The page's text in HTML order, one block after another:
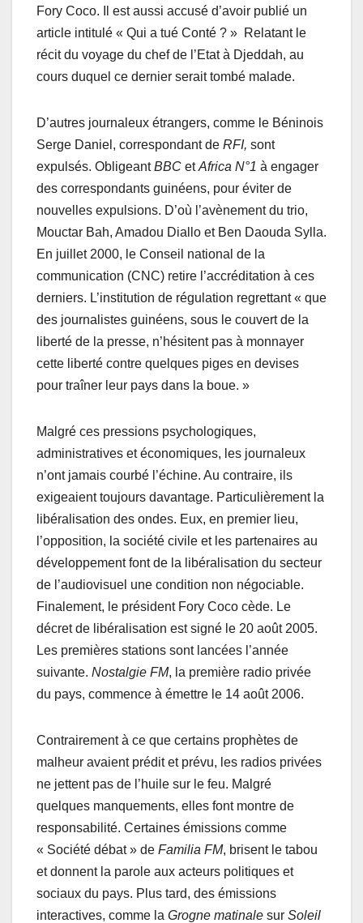
Fory Coco. Il est aussi accusé d’avoir publié un
article intitulé « Qui a tué Conté ? » Relatant le
récit du voyage du chef de l’Etat à Djeddah, au
cours duquel ce dernier serait tombé malade.
D’autres journaleux étrangers, comme le Béninois
Serge Daniel, correspondant de RFI, sont
expulsés. ObligeantBBC etAfrica N°1 à engager
des correspondants guinéens, pour éviter de
nouvelles expulsions. D’où l’avènement du trio,
Mouctar Bah, Amadou Diallo et Ben Daouda Sylla.
En juillet 2000, le Conseil national de la
communication (CNC) retire l’accréditation à ces
derniers. L’institution de régulation regrettant « que
des journalistes guinéens, sous le couvert de la
liberté de la presse, n’hésitent pas à monnayer
cette liberté contre quelques piges en devises
pour traîner leur pays dans la boue. »
Malgré ces pressions psychologiques,
administratives et économiques, les journaleux
n’ont jamais courbé l’échine. Au contraire, ils
exigeaient toujours davantage. Particulièrement la
libéralisation des ondes. Eux, en premier lieu,
l’opposition, la société civile et les partenaires au
développement font de la libéralisation du secteur
de l’audiovisuel une condition non négociable.
Finalement, le président Fory Coco cède. Le
décret de libéralisation est signé le 20 août 2005.
Les premières stations sont lancées l’année
suivante. Nostalgie FM, la première radio privée
du pays, commence à émettre le 14 août 2006.
Contrairement à ce que certains prophètes de
malheur avaient prédit et prévu, les radios privées
ne jettent pas de l’huile sur le feu. Malgré
quelques manquements, elles font montre de
responsabilité. Certaines émissions comme
« Société débat » de Familia FM, brisent le tabou
et donnent la parole aux acteurs politiques et
sociaux du pays. Plus tard, des émissions
interactives, comme la Grogne matinale sur Soleil